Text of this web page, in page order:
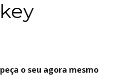
o seu agora mesmo